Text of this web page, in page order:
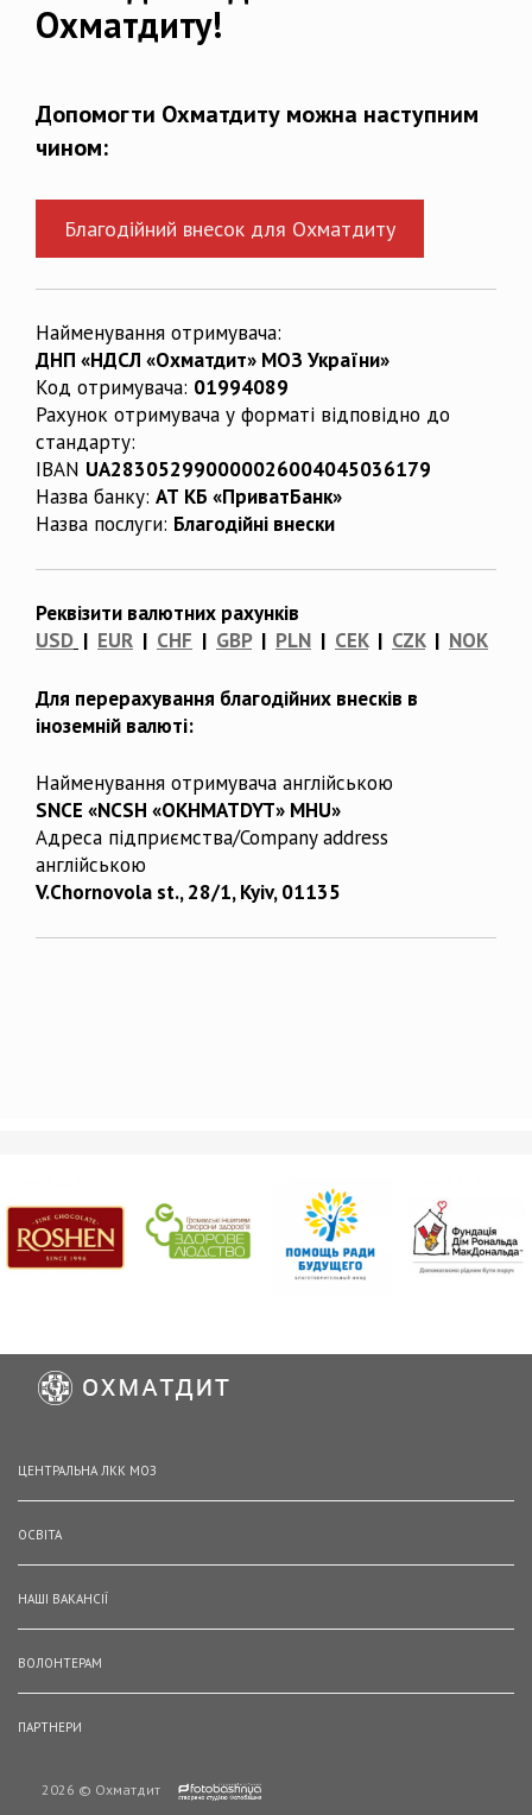
Охматдиту!
Допомогти Охматдиту можна наступним
чином:
Благодійний внесок для Охматдиту
Найменування отримувача:
ДНП «НДСЛ «Охматдит» МОЗ України»
Код отримувача: 01994089
Рахунок отримувача у форматі відповідно до
стандарту:
IBAN UA283052990000026004045036179
Назва банку: АТ КБ «ПриватБанк»
Назва послуги: Благодійні внески
Реквізити валютних рахунків
USD | EUR | CHF | GBP| PLN | CEK| CZK| NOK
Для перерахування благодійних внесків в
іноземній валюті:
Найменування отримувача англійською
SNCE «NCSH «OKHMATDYT» MHU»
Адреса підприємства/Company address
англійською
V.Chornovola st., 28/1, Kyiv, 01135
ЦЕНТРАЛЬНА ЛКК МОЗ
ОСВІТА
НАШІ ВАКАНСІЇ
ВОЛОНТЕРАМ
ПАРТНЕРИ
2026 © Охматдит